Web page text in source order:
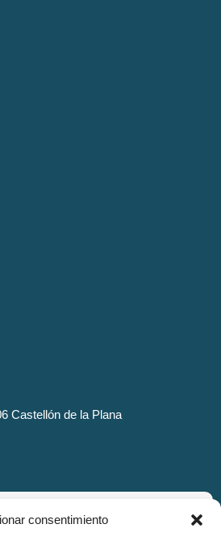
consentimiento
Castellón de la Plana